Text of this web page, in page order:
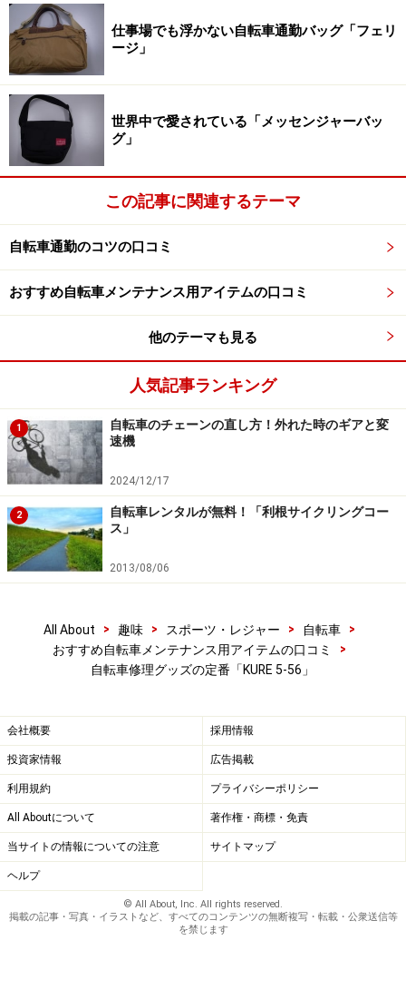
仕事場でも浮かない自転車通勤バッグ「フェリ
ージ」
世界中で愛されている「メッセンジャーバッ
グ」
この記事に関連するテーマ
自転車通勤のコツの口コミ
おすすめ自転車メンテナンス用アイテムの口コミ
他のテーマも見る
人気記事ランキング
1
自転車のチェーンの直し方！外れた時のギアと変
速機
2024/12/17
2
自転車レンタルが無料！「利根サイクリングコー
ス」
2013/08/06
All About > 趣味 > スポーツ・レジャー > 自転車
>
おすすめ自転車メンテナンス用アイテムの口コミ
>
自転車修理グッズの定番「KURE 5-56」
会社概要 採用情報
投資家情報 広告掲載
利用規約 プライバシーポリシー
All Aboutについて 著作権・商標・免責
当サイトの情報についての注意 サイトマップ
ヘルプ
© All About, Inc. All rights reserved.
掲載の記事・写真・イラストなど、すべてのコンテンツの無断複写・転載・公衆送信等
を禁じます